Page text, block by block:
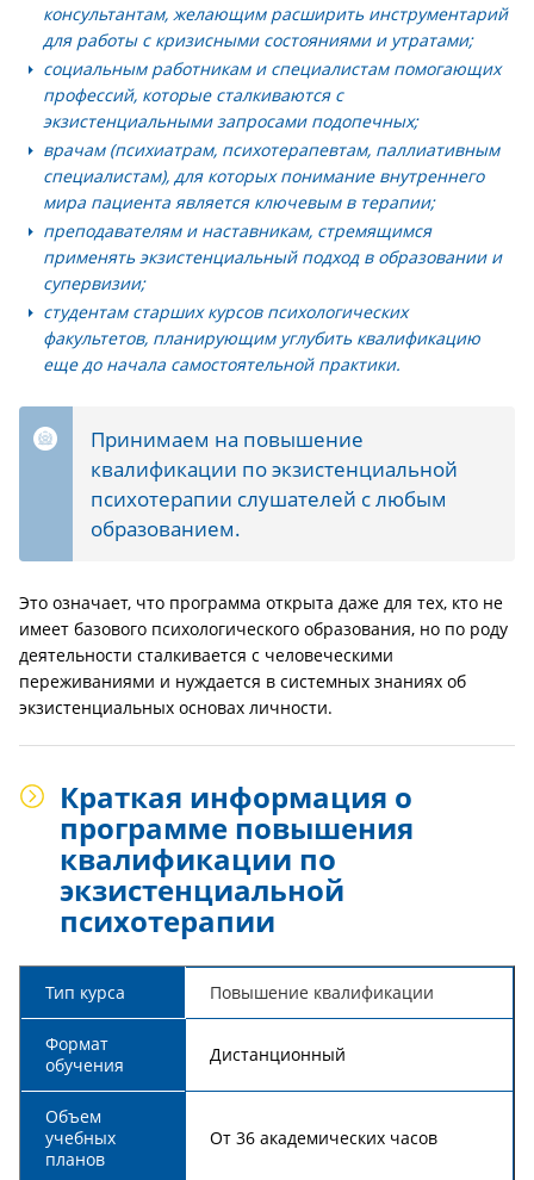
консультантам, желающим расширить инструментарий
для работы с кризисными состояниями и утратами;
социальным работникам и специалистам помогающих
профессий, которые сталкиваются с
экзистенциальными запросами подопечных;
врачам (психиатрам, психотерапевтам, паллиативным
специалистам), для которых понимание внутреннего
мира пациента является ключевым в терапии;
преподавателям и наставникам, стремящимся
применять экзистенциальный подход в образовании и
супервизии;
студентам старших курсов психологических
факультетов, планирующим углубить квалификацию
еще до начала самостоятельной практики.
Принимаем на повышение
квалификации по экзистенциальной
психотерапии слушателей с любым
образованием.
Это означает, что программа открыта даже для тех, кто не
имеет базового психологического образования, но по роду
деятельности сталкивается с человеческими
переживаниями и нуждается в системных знаниях об
экзистенциальных основах личности.
Краткая информация о
программе повышения
квалификации по
экзистенциальной
психотерапии
Тип курса Повышение квалификации
Формат
обучения
Дистанционный
Объем
учебных
планов
От 36 академических часов